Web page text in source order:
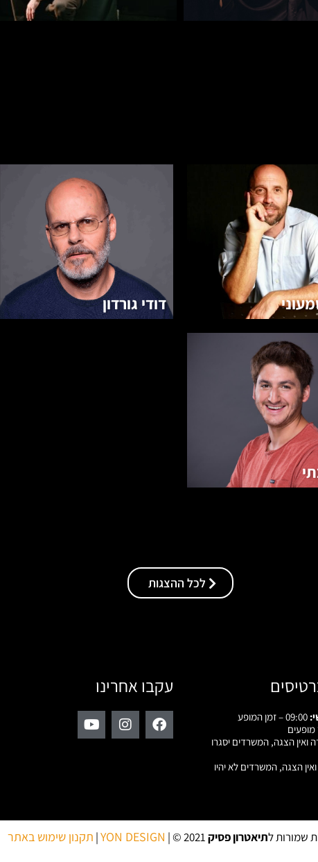
דודי גורדון
לכל ההצגות
מופעים
ואין הצגה, המשרדים יסגרו
הצגה, המשרדים לא יהיו
עקבו אחרינו
שמורות לתיאטרון פסיק YON DESIGN
| תקנון שימוש באתר